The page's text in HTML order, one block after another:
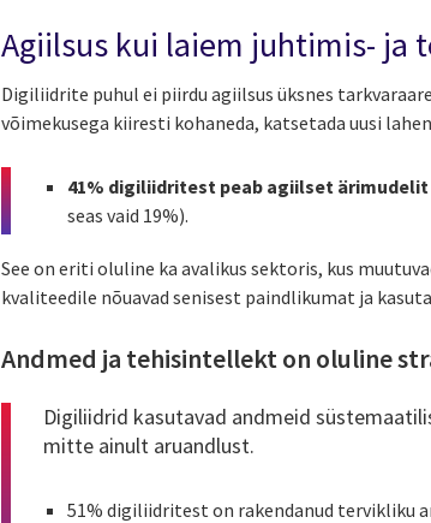
Agiilsus kui laiem juhtimis- ja
Digiliidrite puhul ei piirdu agiilsus üksnes
võimekusega kiiresti kohaneda, katsetada uusi
41% digiliidritest peab agiilset
seas vaid 19%).
See on eriti oluline ka avalikus sektoris, kus
kvaliteedile nõuavad senisest paindlikumat ja
Andmed ja tehisintellekt on oluline
Digiliidrid kasutavad andmeid
mitte ainult aruandlust.
51% digiliidritest on rakendanud tervikliku